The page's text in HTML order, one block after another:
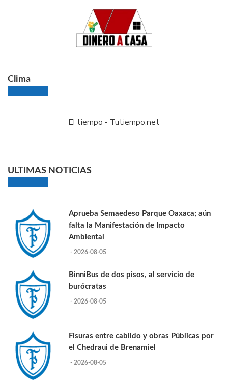
Clima
El tiempo - Tutiempo.net
ULTIMAS NOTICIAS
Aprueba Semaedeso Parque Oaxaca; aún
falta la Manifestación de Impacto
Ambiental
- 2026-08-05
BinniBus de dos pisos, al servicio de
burócratas
- 2026-08-05
Fisuras entre cabildo y obras Públicas por
el Chedraui de Brenamiel
- 2026-08-05